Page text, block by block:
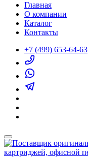
Главная
О компании
Каталог
Контакты
+7 (499) 653-64-63